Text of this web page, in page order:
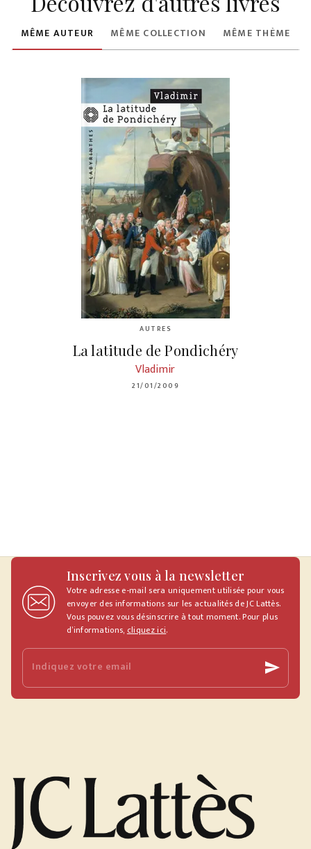
MÊME AUTEUR MÊME COLLECTION MÊME THÈME
AUTRES
La latitude de Pondichéry
Vladimir
21/01/2009
Inscrivez vous à la newsletter
Votre adresse e-mail sera uniquement utilisée pour vous
envoyer des informations sur les actualités de JC Lattès.
Vous pouvez vous désinscrire à tout moment. Pour plus
d’informations, cliquez ici.
Indiquez votre email send